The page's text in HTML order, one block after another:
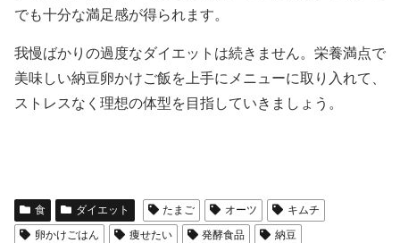
でも十分な満足感が得られます。
我慢ばかりの過度なダイエットは続きません。栄養満点で
美味しい納豆卵かけご飯を上手にメニューに取り入れて、
ストレスなく理想の体型を目指していきましょう。
食 ダイエット たまご オーツ
キムチ
卵かけごはん
痩せたい 発酵食品 納豆